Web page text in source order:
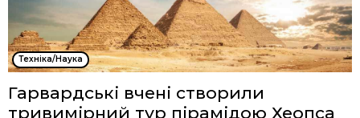
Техніка/Наука
Гарвардські вчені створили
тривимірний тур пірамідою Хеопса